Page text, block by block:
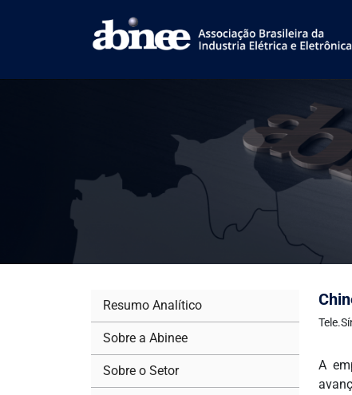
A
Resumo Analítico
Sobre a Abinee
Sobre o Setor